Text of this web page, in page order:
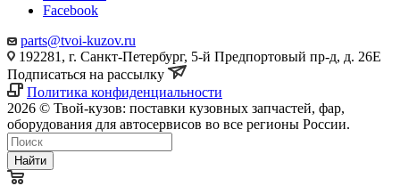
Facebook
parts@tvoi-kuzov.ru
192281, г. Санкт-Петербург, 5-й Предпортовый пр-д, д. 26Е
Подписаться на рассылку
Политика конфиденциальности
2026 © Твой-кузов: поставки кузовных запчастей, фар,
оборудования для автосервисов во все регионы России.
Найти